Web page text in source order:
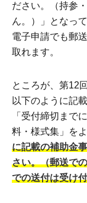
ださい。（持参
ん。）」となっ
電子申請でも郵
取れます。
ところが、第12
以下のように記
「受付締切まで
料・様式集」を
に記載の補助金
さい。（郵送で
での送付は受け